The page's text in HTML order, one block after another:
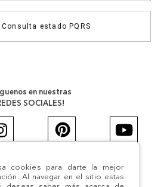
cookies para darte la mejor
Al navegar en el sitio estas
Consulta estado PQRS
en nuestras
SOCIALES!
#AerieREALCOL